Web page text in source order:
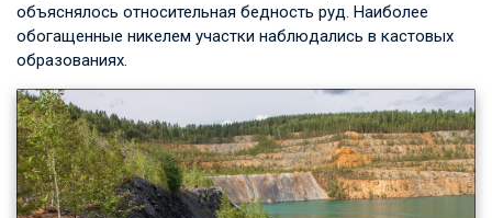
объяснялось относительная бедность руд. Наиболее
обогащенные никелем участки наблюдались в кастовых
образованиях.